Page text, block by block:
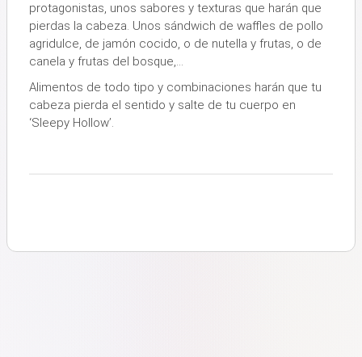
protagonistas, unos sabores y texturas que harán que
pierdas la cabeza. Unos sándwich de waffles de pollo
agridulce, de jamón cocido, o de nutella y frutas, o de
canela y frutas del bosque,…
Alimentos de todo tipo y combinaciones harán que tu
cabeza pierda el sentido y salte de tu cuerpo en
‘Sleepy Hollow’.